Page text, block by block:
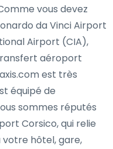
vous devez
da Vinci Airport
Airport (CIA),
aéroport
est très
équipé de
sommes réputés
Corsico, qui relie
hôtel, gare,